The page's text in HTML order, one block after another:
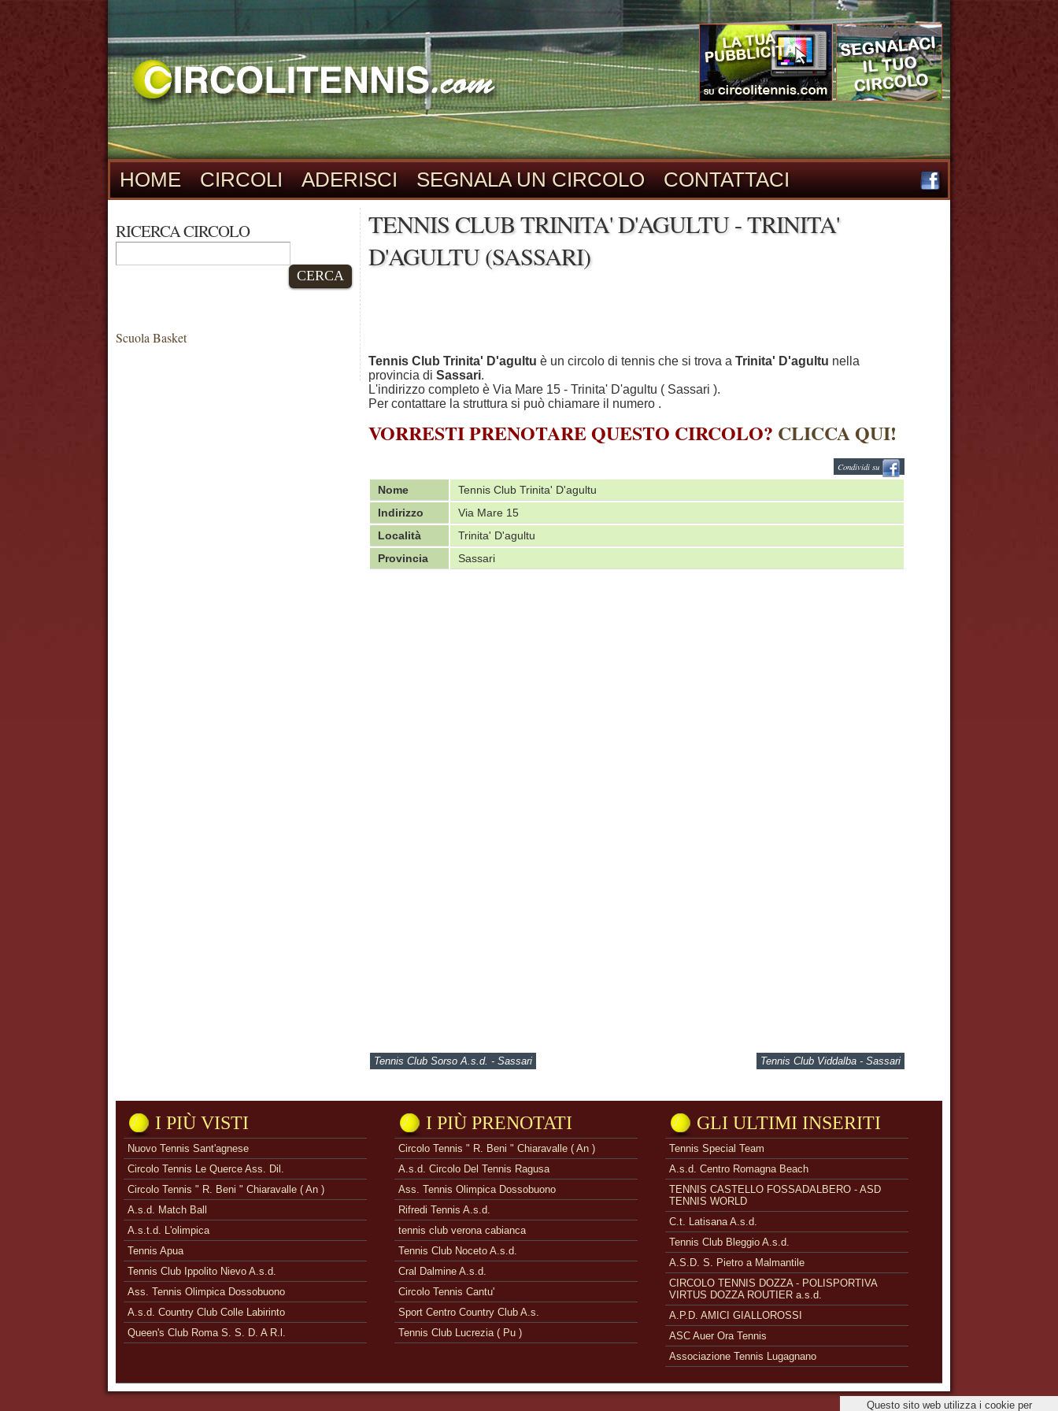
HOME CIRCOLI ADERISCI SEGNALA UN CIRCOLO CONTATTACI
RICERCA CIRCOLO
CERCA
Scuola Basket
TENNIS CLUB TRINITA' D'AGULTU - TRINITA'
D'AGULTU (SASSARI)
Tennis Club Trinita' D'agultu è un circolo di tennis che si trova a Trinita' D'agultu nella
provincia di Sassari.
L'indirizzo completo è Via Mare 15 - Trinita' D'agultu ( Sassari ).
Per contattare la struttura si può chiamare il numero .
VORRESTI PRENOTARE QUESTO CIRCOLO? CLICCA QUI!
Condividi su
Nome
Tennis Club Trinita' D'agultu
Indirizzo
Via Mare 15
Località
Trinita' D'agultu
Provincia
Sassari
Tennis Club Sorso A.s.d. - Sassari Tennis Club Viddalba - Sassari
I PIÙ VISTI
Nuovo Tennis Sant'agnese
Circolo Tennis Le Querce Ass. Dil.
Circolo Tennis " R. Beni " Chiaravalle ( An )
A.s.d. Match Ball
A.s.t.d. L'olimpica
Tennis Apua
Tennis Club Ippolito Nievo A.s.d.
Ass. Tennis Olimpica Dossobuono
A.s.d. Country Club Colle Labirinto
Queen's Club Roma S. S. D. A R.l.
I PIÙ PRENOTATI
Circolo Tennis " R. Beni " Chiaravalle ( An )
A.s.d. Circolo Del Tennis Ragusa
Ass. Tennis Olimpica Dossobuono
Rifredi Tennis A.s.d.
tennis club verona cabianca
Tennis Club Noceto A.s.d.
Cral Dalmine A.s.d.
Circolo Tennis Cantu'
Sport Centro Country Club A.s.
Tennis Club Lucrezia ( Pu )
GLI ULTIMI INSERITI
Tennis Special Team
A.s.d. Centro Romagna Beach
TENNIS CASTELLO FOSSADALBERO - ASD
TENNIS WORLD
C.t. Latisana A.s.d.
Tennis Club Bleggio A.s.d.
A.S.D. S. Pietro a Malmantile
CIRCOLO TENNIS DOZZA - POLISPORTIVA
VIRTUS DOZZA ROUTIER a.s.d.
A.P.D. AMICI GIALLOROSSI
ASC Auer Ora Tennis
Associazione Tennis Lugagnano
Questo sito web utilizza i cookie per